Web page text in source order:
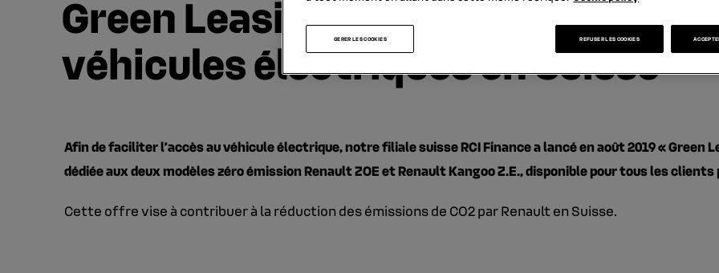
Green Leasing : une nouvelle offre
véhicules électriques en Suisse
Afin de faciliter l’accès au véhicule électrique, notre filiale suisse RCI Finance a lancé en août 2019 «
dédiée aux deux modèles zéro émission Renault ZOE et Renault Kangoo Z.E., disponible pour tous les
Cette offre vise à contribuer à la réduction des émissions de CO2 par Renault en Suisse.
GERER LES COOKIES REFUSER LES COOKIES